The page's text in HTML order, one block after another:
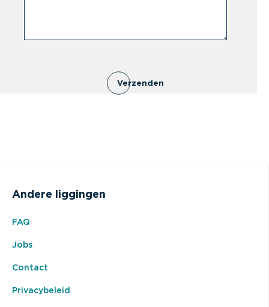
Verzenden
Andere liggingen
FAQ
Jobs
Contact
Privacybeleid